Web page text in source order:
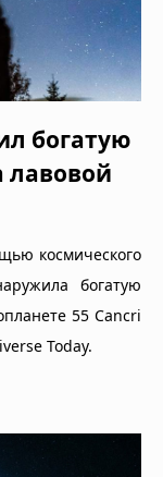
богатую
лавовой
космического
богатую
55 Cancri
Today.